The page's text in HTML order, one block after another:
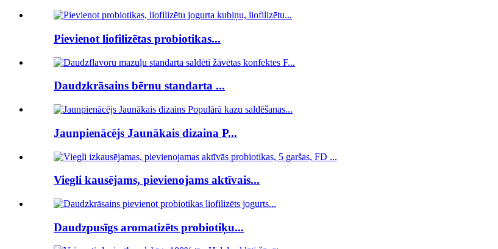
Pievienot liofilizētas probiotikas...
Daudzkrāsains bērnu standarta ...
Jaunpienācējs Jaunākais dizaina P...
Viegli kausējams, pievienojams aktīvais...
Daudzpusīgs aromatizēts probiotiķu...